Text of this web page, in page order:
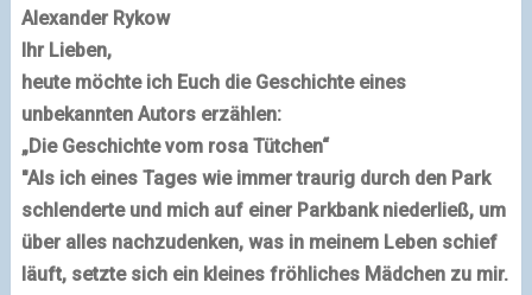
Alexander Rykow
Ihr Lieben,
heute möchte ich Euch die Geschichte eines
unbekannten Autors erzählen:
„Die Geschichte vom rosa Tütchen“
"Als ich eines Tages wie immer traurig durch den Park
schlenderte und mich auf einer Parkbank niederließ, um
über alles nachzudenken, was in meinem Leben schief
läuft, setzte sich ein kleines fröhliches Mädchen zu mir.